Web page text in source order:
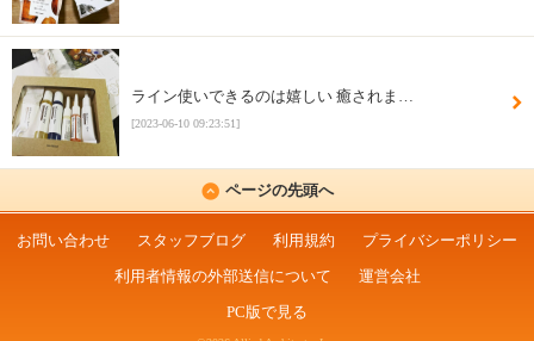
ライン使いできるのは嬉しい 癒されま…
[2023-06-10 09:23:51]
ページの先頭へ
お問い合わせ スタッフブログ 利用規約
プライバシーポリシー
利用者情報の外部送信について
運営会社
PC版で見る